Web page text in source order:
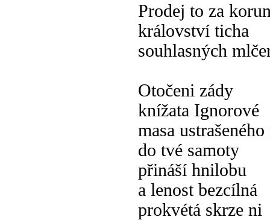
Prodej to za
království ticha
souhlasných
Otočeni zády
knížata Ignorové
masa ustrašeného
do tvé samoty
přináší hnilobu
a lenost bezcílná
prokvétá skrze ni